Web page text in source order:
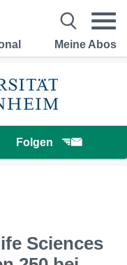
Meine Abos
Folgen
Sciences